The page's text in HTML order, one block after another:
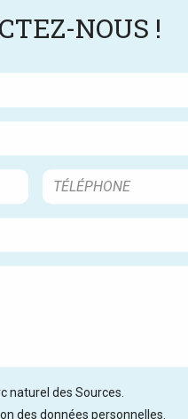
NOUS !
naturel des Sources.
des données personnelles.